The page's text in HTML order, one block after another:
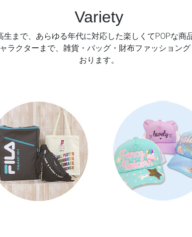
Variety
まで、あらゆる年代に対応した楽しくてPOPな商
ラクターまで、雑貨・バッグ・財布ファッション
おります。